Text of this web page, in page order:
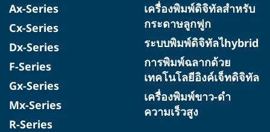
Ax-Series
Cx-Series
Dx-Series
F-Series
Gx-Series
Mx-Series
R-Series
เครื่องพิมพ์ดิจิทัลสำหรับ
กระดาษลูกฟูก
ระบบพิมพ์ดิจิทัลไhybrid
การพิมพ์ฉลากด้วย
เทคโนโลยีอิงค์เจ็ทดิจิทัล
เครื่องพิมพ์ขาว-ดำ
ความเร็วสูง